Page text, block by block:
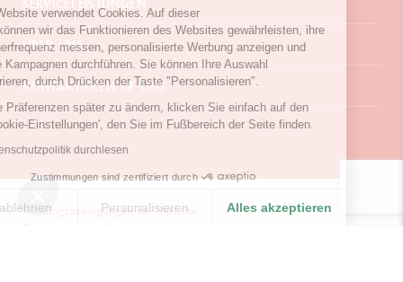
Unser Website verwendet Cookies. Auf dieser
Weise können wir das Funktionieren des Websites gewährleisten, ihre
Besucherfrequenz messen, personalisierte Werbung anzeigen und
gezielte Kampagnen durchführen. Sie können Ihre Auswahl
konfigurieren, durch Drücken der Taste "Personalisieren".
Um Ihre Präferenzen später zu ändern, klicken Sie einfach auf den
Link 'Cookie-Einstellungen', den Sie im Fußbereich der Seite finden.
Die Datenschutzpolitik durchlesen
Zustimmungen sind zertifiziert durch
Alles ablehnen Personalisieren Alles akzeptieren
E-Geschenkgutschein
Zahlungen
Versand und Lieferung
Retouren
Geschenkverpackung
Werbegeschenke
Garantieverlängerung
ÜBER UNS
Häufig gestellte Fragen
Verkaufsstellen
Inspiration
Karriere
KONTAKTIEREN SIE UNS
Chemin du Foron 19
CH-1226 Thônex-Genf
Schweiz
Nutzungsbedingungen der Website